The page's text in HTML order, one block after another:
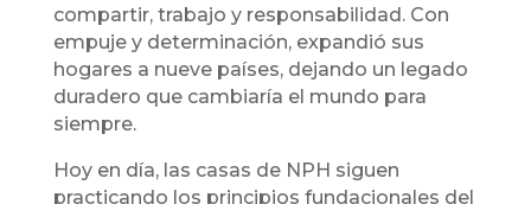
compartir, trabajo y responsabilidad. Con
empuje y determinación, expandió sus
hogares a nueve países, dejando un legado
duradero que cambiaría el mundo para
siempre.
Hoy en día, las casas de NPH siguen
practicando los principios fundacionales del